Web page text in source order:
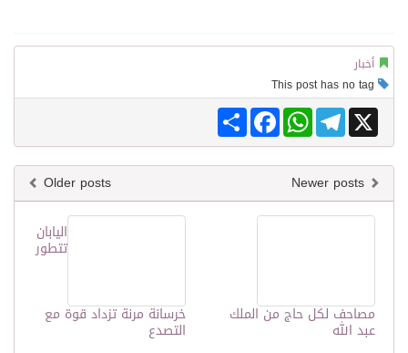
أخبار
Share
FacebookWhatsAppTelegram X
Older posts
اليابان
تتطور
خرسانة مرنة تزداد قوة مع
التصدع
مصاحف لكل حاج من الملك
عبد الله